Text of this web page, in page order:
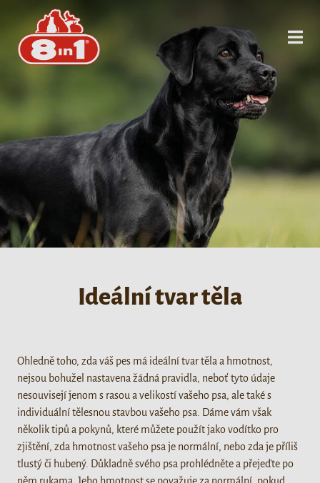
Ideální tvar těla
Ohledně toho, zda váš pes má ideální tvar těla a hmotnost,
nejsou bohužel nastavena žádná pravidla, neboť tyto údaje
nesouvisejí jenom s rasou a velikostí vašeho psa, ale také s
individuální tělesnou stavbou vašeho psa. Dáme vám však
několik tipů a pokynů, které můžete použít jako vodítko pro
zjištění, zda hmotnost vašeho psa je normální, nebo zda je příliš
tlustý či hubený. Důkladně svého psa prohlédněte a přejeďte po